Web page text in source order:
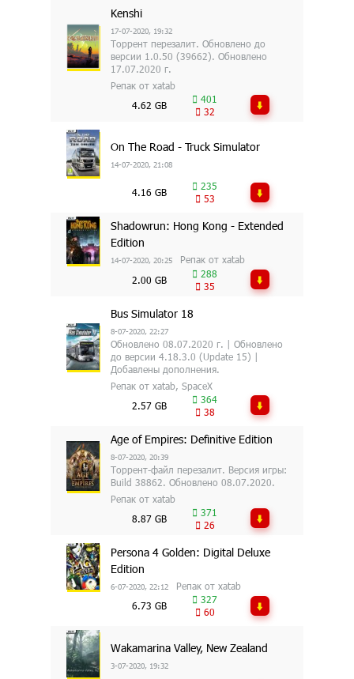
Kenshi
17-07-2020, 19:32
Торрент перезалит. Обновлено до
версии 1.0.50 (39662). Обновлено
17.07.2020 г.
Репак от xatab
4.62 GB
401
32
On The Road - Truck Simulator
14-07-2020, 21:08
4.16 GB
235
53
Shadowrun: Hong Kong - Extended
Edition
14-07-2020, 20:25
Репак от xatab
2.00 GB
288
35
Bus Simulator 18
8-07-2020, 22:27
Обновлено 08.07.2020 г. | Обновлено
до версии 4.18.3.0 (Update 15) |
Добавлены дополнения.
Репак от xatab, SpaceX
2.57 GB
364
38
Age of Empires: Definitive Edition
8-07-2020, 20:39
Торрент-файл перезалит. Версия игры:
Build 38862. Обновлено 08.07.2020.
Репак от xatab
8.87 GB
371
26
Persona 4 Golden: Digital Deluxe
Edition
6-07-2020, 22:12
Репак от xatab
6.73 GB
327
60
Wakamarina Valley, New Zealand
3-07-2020, 19:32